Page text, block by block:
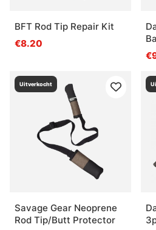
BFT Rod Tip Repair Kit
€8.20
Uitverkocht
Savage Gear Neoprene
Rod Tip/Butt Protector